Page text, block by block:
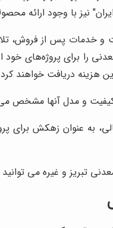
نیز با وجود ارائه
و خدمات پس از فروش،
را برای پروژه‌های خود
هزینه دریافت خواهند
و مدل آنها مشخص
به عنوان زهکش برای
تبریز و غیره می